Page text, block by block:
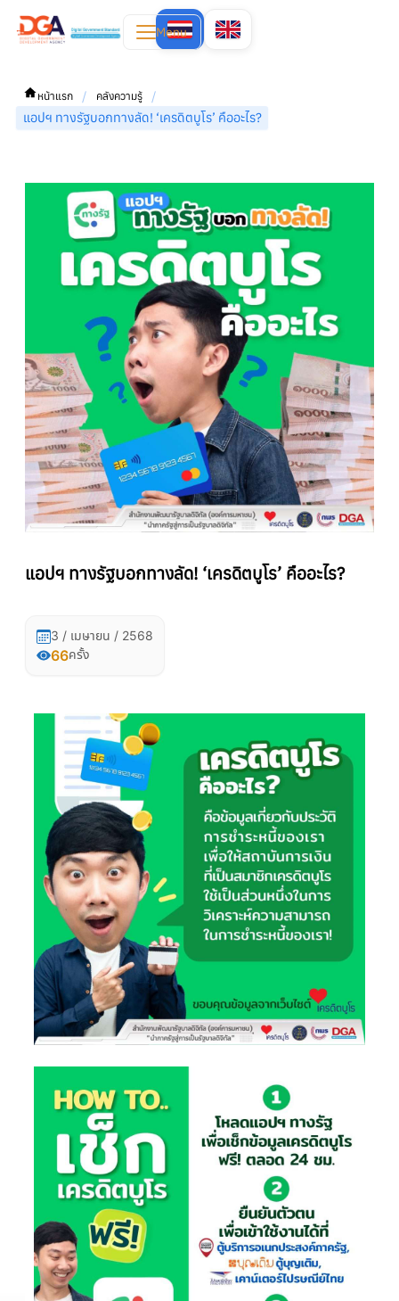
Menu
หน้าแรก / คลังความรู้
/
แอปฯ ทางรัฐบอกทางลัด! ‘เครดิตบูโร’ คืออะไร?
แอปฯ ทางรัฐบอกทางลัด! ‘เครดิตบูโร’ คืออะไร?
3 / เมษายน / 2568
66ครั้ง